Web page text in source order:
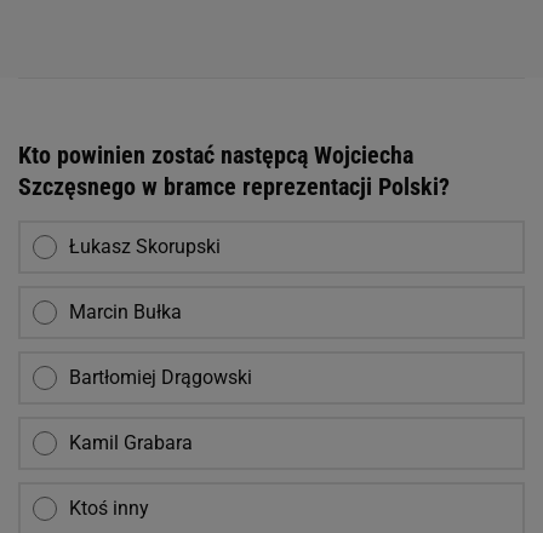
Kto powinien zostać następcą Wojciecha
Szczęsnego w bramce reprezentacji Polski?
Łukasz Skorupski
Marcin Bułka
Bartłomiej Drągowski
Kamil Grabara
Ktoś inny